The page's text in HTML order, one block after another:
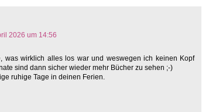
2026 um 14:56
was wirklich alles los war und weswegen ich keinen Kopf
sind dann sicher wieder mehr Bücher zu sehen ;-)
ruhige Tage in deinen Ferien.